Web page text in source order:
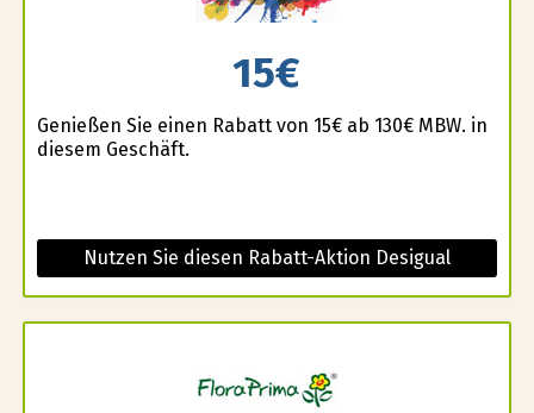
15€
Genießen Sie einen Rabatt von 15€ ab 130€ MBW. in
diesem Geschäft.
Nutzen Sie diesen Rabatt-Aktion Desigual